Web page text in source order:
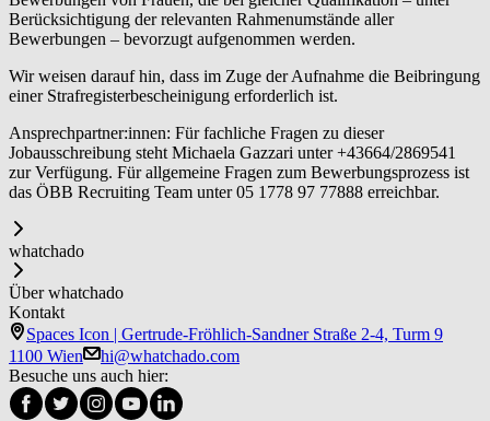
Berücksichtigung der relevanten Rahmenumstände aller
Bewerbungen – bevorzugt aufgenommen werden.
Wir weisen darauf hin, dass im Zuge der Aufnahme die Beibringung
einer Strafregisterbescheinigung erforderlich ist.
Ansprechpartner:innen: Für fachliche Fragen zu dieser
Jobausschreibung steht Michaela Gazzari unter +43664/2869541
zur Verfügung. Für allgemeine Fragen zum Bewerbungsprozess ist
das ÖBB Recruiting Team unter 05 1778 97 77888 erreichbar.
whatchado
Über whatchado
Kontakt
Spaces Icon | Gertrude-Fröhlich-Sandner Straße 2-4, Turm 9
1100 Wien
hi@whatchado.com
Besuche uns auch hier: